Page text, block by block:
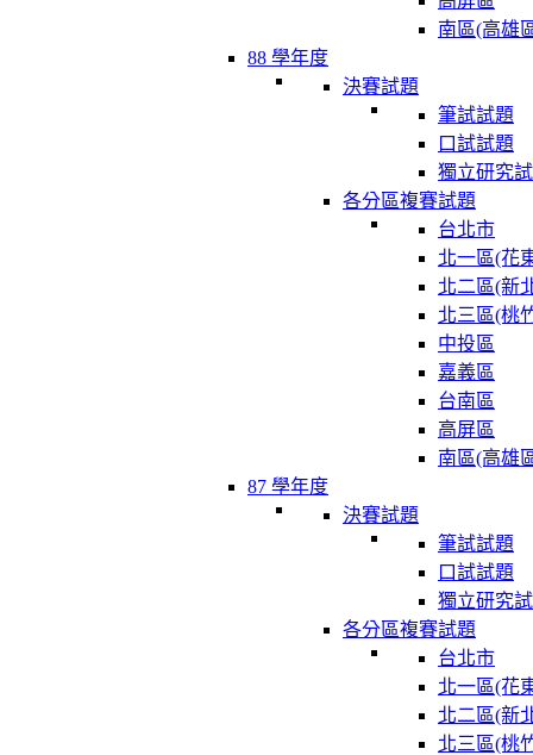
南區(高雄
88 學年度
決賽試題
筆試試題
口試試題
獨立研究
各分區複賽試題
台北市
北一區(花
北二區(新
北三區(桃
中投區
嘉義區
台南區
高屏區
南區(高雄
87 學年度
決賽試題
筆試試題
口試試題
獨立研究
各分區複賽試題
台北市
北一區(花
北二區(新
北三區(桃